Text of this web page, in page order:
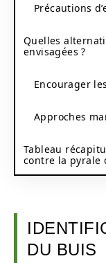
Précautions
Quelles
envisagées ?
Encourager
Approches
Tableau
contre la pyrale
DU BUIS